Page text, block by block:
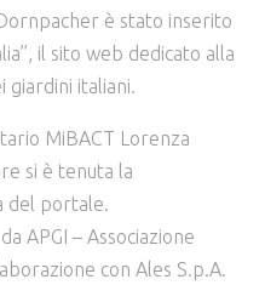
è stato inserito
il sito web dedicato alla
giardini italiani.
MiBACT Lorenza
si è tenuta la
del portale.
APGI – Associazione
con Ales S.p.A.